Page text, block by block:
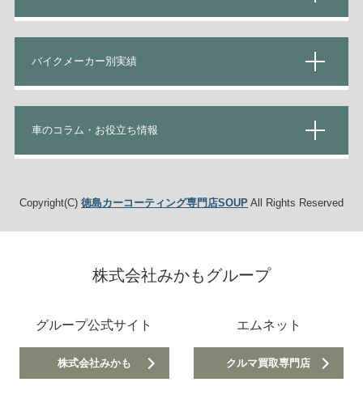
バイクメーカー別実績
車のコラム・お役立ち情報
Copyright(C) 徳島カーコーティング専門店SOUPAll Rights Reserved
株式会社みかもグループ
グループ公式サイト
株式会社みかも
エムネット
クルマ買取専門店